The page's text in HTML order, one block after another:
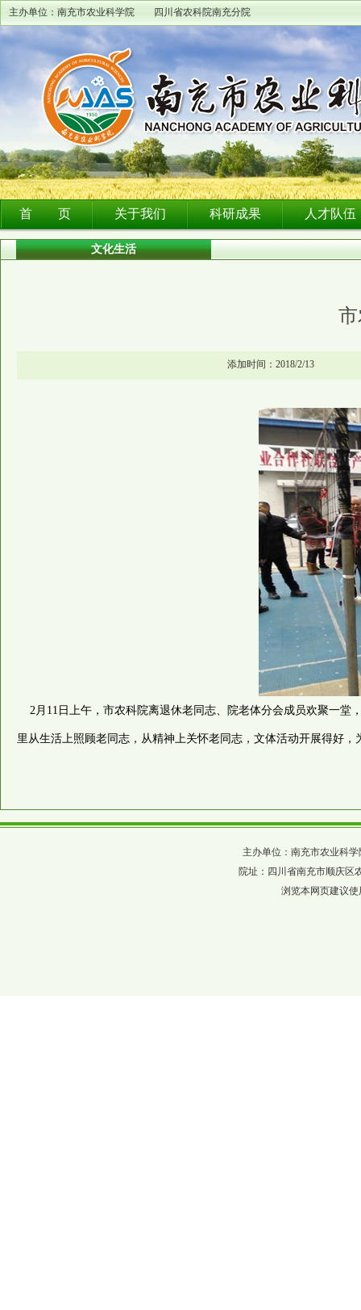
主办单位：南充市农业科学院 四川省农科院南充分院
首 页 关于我们 科研成果 人才队伍
文化生活
添加时间：2018/2/13
2月11日上午，市农科院离退休老同志、院老体分会成员欢聚一堂
里从生活上照顾老同志，从精神上关怀老同志，文体活动开展得好
主办单位：南充市农业科
院址：四川省南充市顺庆
浏览本网页建议